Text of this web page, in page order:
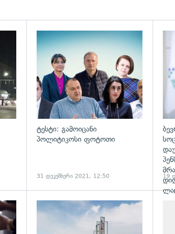
გადახედვა
ტესტი: გამოიცანი
პოლიტიკოსი ფოტოთი
31 დეკემბერი 2021, 12:50 19
გადახედვა